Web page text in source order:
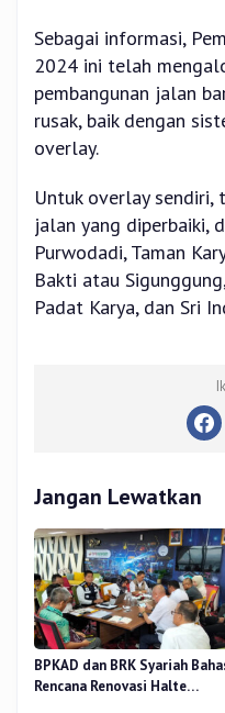
Sebagai informasi,
2024 ini telah
pembangunan jalan
rusak, baik dengan
overlay.
Untuk overlay sendiri,
jalan yang diperbaiki,
Purwodadi, Taman
Bakti atau
Padat Karya, dan Sri
Jangan Lewatkan
BPKAD dan BRK Syariah
Rencana Renovasi Halte